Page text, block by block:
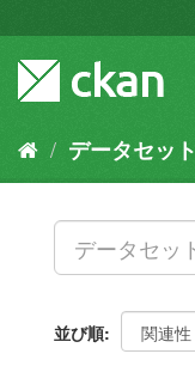
キ
容
データセット
並び順